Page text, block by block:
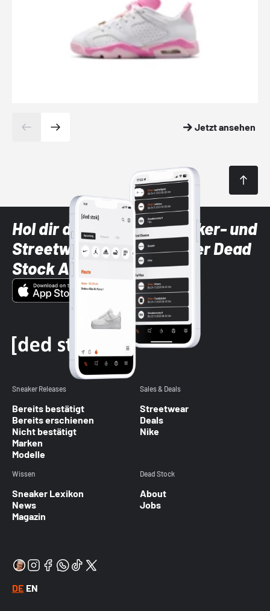
Jetzt ansehen
Hol dir die neuesten Sneaker- und
Streetwear-Brands mit der Dead
Stock App
Sneaker Releases
Bereits bestätigt
Bereits erschienen
Nicht bestätigt
Marken
Modelle
Sales & Deals
Streetwear
Deals
Nike
Wissen
Sneaker Lexikon
News
Magazin
Dead Stock
About
Jobs
DE EN